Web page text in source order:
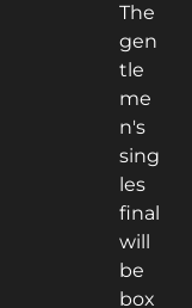
The
gen
tle
me
n's
sing
les
final
will
be
box